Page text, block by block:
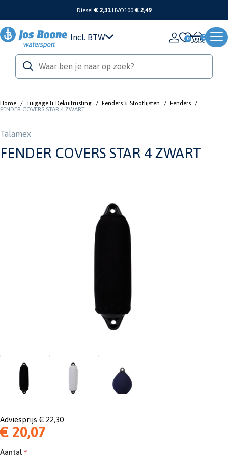
Diesel€ 2,31 HVO100 € 2,49
Incl. BTW 0
Home / Tuigage & Dekuitrusting / Fenders & Stootlijsten / Fenders /
FENDER COVERS STAR 4 ZWART
Talamex
FENDER COVERS STAR 4 ZWART
Adviesprijs € 22,30
€ 20,07
Aantal